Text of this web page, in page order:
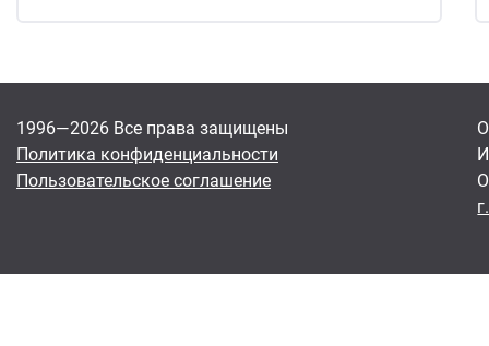
1996—2026 Все права защищены
Политика конфиденциальности
Пользовательское соглашение